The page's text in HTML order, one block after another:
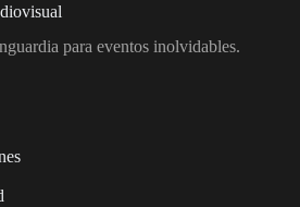
para eventos inolvidables.